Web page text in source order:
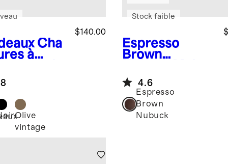
Cha
à
$140.00
Olive
vintage
Espresso
Brown
sabot
hydrofuge
Stock faible
4.6
Espresso
Brown
Nubuck